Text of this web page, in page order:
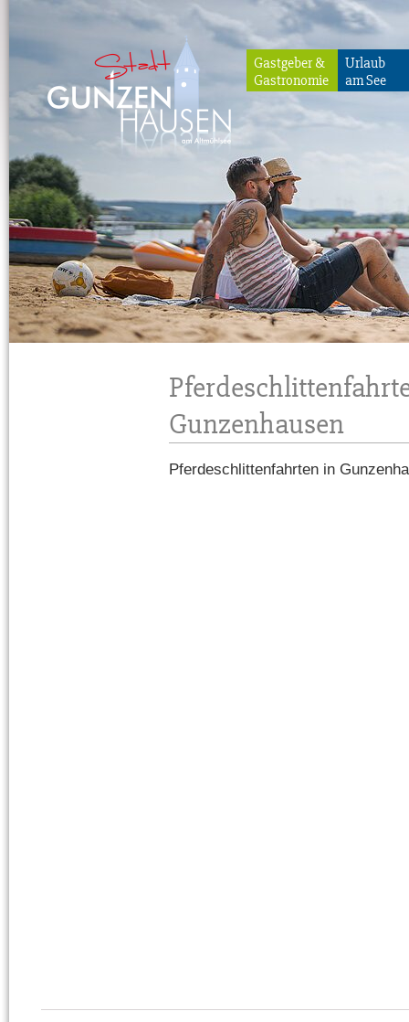
Gunzenhausen
Gastgeber &
Gastronomie
Urlaub
am See
Gunzenhausen
Pferdeschlittenfahrten in